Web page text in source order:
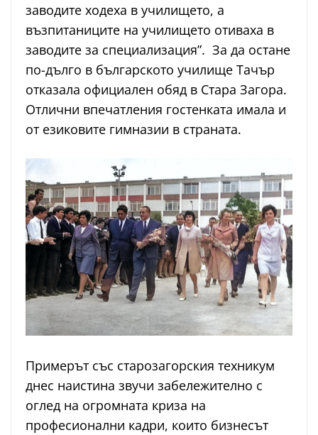
заводите ходеха в училището, а
възпитаниците на училището отиваха в
заводите за специализация”. За да остане
по-дълго в българското училище Тачър
отказала официален обяд в Стара Загора.
Отлични впечатления гостенката имала и
от езиковите гимназии в страната.
Примерът със старозагорския техникум
днес наистина звучи забележително с
оглед на огромната криза на
професионални кадри, които бизнесът